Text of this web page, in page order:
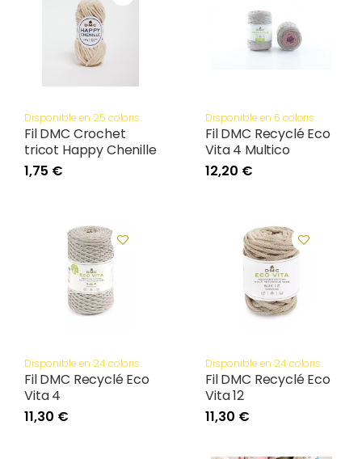
Disponible en 25 coloris
Fil DMC Crochet
tricot Happy Chenille
1,75 €
Disponible en 6 coloris
Fil DMC Recyclé Eco
Vita 4 Multico
12,20 €
Disponible en 24 coloris
Fil DMC Recyclé Eco
Vita 4
11,30 €
Disponible en 24 coloris
Fil DMC Recyclé Eco
Vita 12
11,30 €